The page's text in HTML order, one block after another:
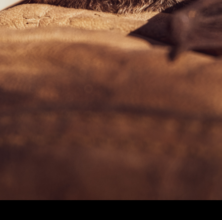
France soit l'équivalent d'un département
tous les 10 ans !).
Sa mauvaise réputation
On l’a associée aux vampires, au diable, on
l’a crucifiée sur les portes des granges et la
croyance qu’elle vient s'emmêler dans les
cheveux pour effrayer les jeunes filles est
encore tenace. Cela n’a pas donné envie à
grand monde de la protéger… Mais regarde-
la bien, et ose nous dire qu’elle est pas super